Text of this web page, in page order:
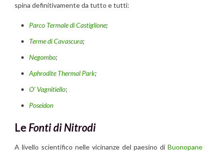
spina definitivamente da tutto e tutti:
Parco Termale di Castiglione;
Terme di Cavascura;
Negombo;
Aphrodite Thermal Park;
O’ Vagnitiello;
Poseidon
Le Fonti di Nitrodi
A livello scientifico nelle vicinanze del paesino di Buonopane